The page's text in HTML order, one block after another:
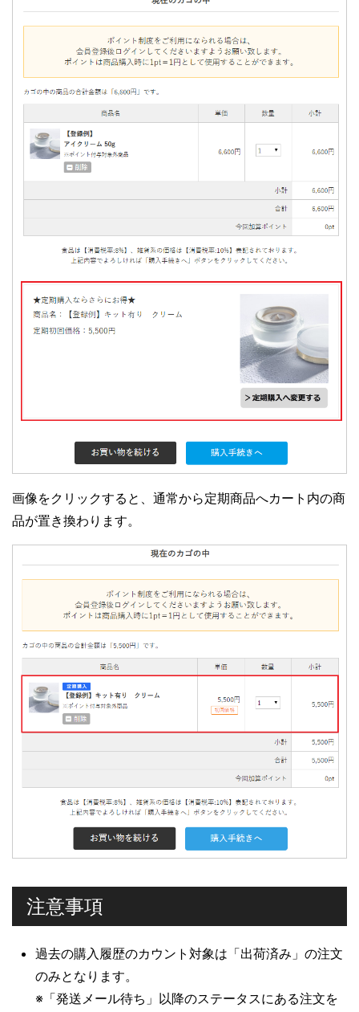
画像をクリックすると、通常から定期商品へカート内の商
品が置き換わります。
注意事項
過去の購入履歴のカウント対象は「出荷済み」の注文
のみとなります。
※「発送メール待ち」以降のステータスにある注文を